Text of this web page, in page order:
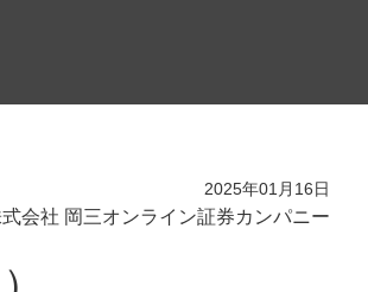
2025年01月16日
会社 岡三オンライン証券カンパニー